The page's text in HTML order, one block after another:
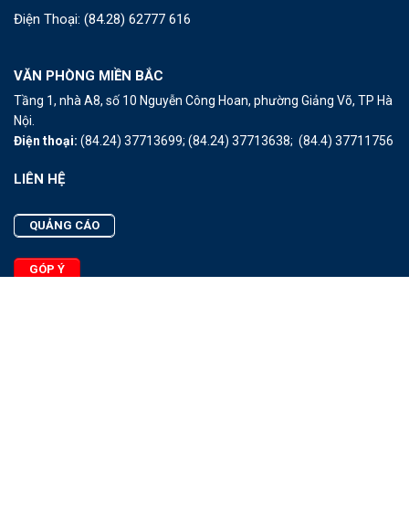
Điện Thoại: (84.28) 62777 616
VĂN PHÒNG MIỀN BẮC
Tầng 1, nhà A8, số 10 Nguyễn Công Hoan, phường Giảng Võ, TP Hà
Nội.
Điện thoại: (84.24) 37713699; (84.24) 37713638; (84.4) 37711756
LIÊN HỆ
QUẢNG CÁO
GÓP Ý